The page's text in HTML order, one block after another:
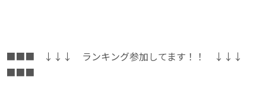
■■■ ↓↓↓ ランキング参加してます！！ ↓↓↓
■■■